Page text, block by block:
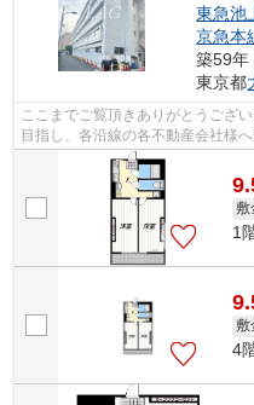
東急池
京急本
築59年
東京都
ここまでご覧頂きありがとうござ
目指し、各沿線の各不動産会社様
様へ提供しております！最新の情報
敷
1
敷
4